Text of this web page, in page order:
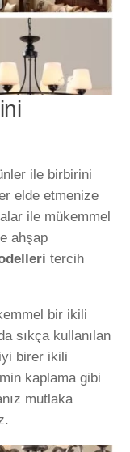
ile birbirini
elde etmenize
ile mükemmel
ahşap
tercih
bir ikili
sıkça kullanılan
birer ikili
kaplama gibi
mutlaka